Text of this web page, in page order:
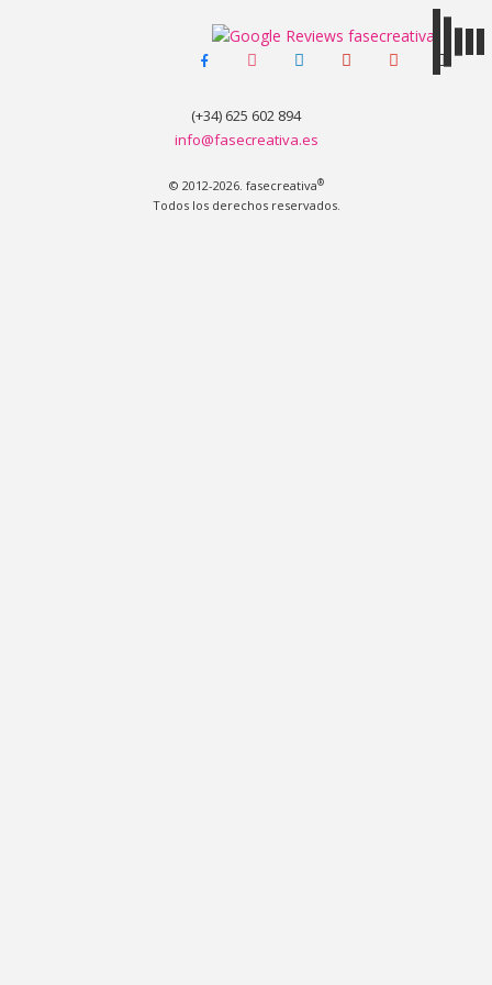
facebook-instagramlinkedin pinterestyoutube tiktok
(+34) 625 602 894
info@fasecreativa.es
© 2012-2026. fasecreativa®
Todos los derechos reservados.